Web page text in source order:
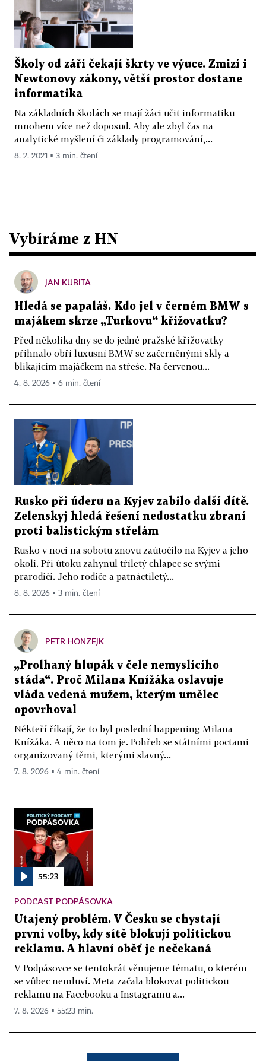
Školy od září čekají škrty ve výuce. Zmizí i
Newtonovy zákony, větší prostor dostane
informatika
Na základních školách se mají žáci učit informatiku
mnohem více než doposud. Aby ale zbyl čas na
analytické myšlení či základy programování,...
8. 2. 2021 ▪ 3 min. čtení
Vybíráme z HN
JAN KUBITA
Hledá se papaláš. Kdo jel v černém BMW s
majákem skrze „Turkovu“ křižovatku?
Před několika dny se do jedné pražské křižovatky
přihnalo obří luxusní BMW se začerněnými skly a
blikajícím majáčkem na střeše. Na červenou...
4. 8. 2026 ▪ 6 min. čtení
Rusko při úderu na Kyjev zabilo další dítě.
Zelenskyj hledá řešení nedostatku zbraní
proti balistickým střelám
Rusko v noci na sobotu znovu zaútočilo na Kyjev a jeho
okolí. Při útoku zahynul tříletý chlapec se svými
prarodiči. Jeho rodiče a patnáctiletý...
8. 8. 2026 ▪ 3 min. čtení
PETR HONZEJK
„Prolhaný hlupák v čele nemyslícího
stáda“. Proč Milana Knížáka oslavuje
vláda vedená mužem, kterým umělec
opovrhoval
Někteří říkají, že to byl poslední happening Milana
Knížáka. A něco na tom je. Pohřeb se státními poctami
organizovaný těmi, kterými slavný...
7. 8. 2026 ▪ 4 min. čtení
55:23
PODCAST PODPÁSOVKA
Utajený problém. V Česku se chystají
první volby, kdy sítě blokují politickou
reklamu. A hlavní oběť je nečekaná
V Podpásovce se tentokrát věnujeme tématu, o kterém
se vůbec nemluví. Meta začala blokovat politickou
reklamu na Facebooku a Instagramu a...
7. 8. 2026 ▪ 55:23 min.